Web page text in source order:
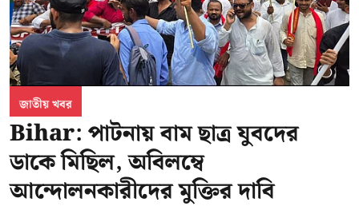
জাতীয় খবর
Bihar: পাটনায় বাম ছাত্র যুবদের
ডাকে মিছিল, অবিলম্বে
আন্দোলনকারীদের মুক্তির দাবি